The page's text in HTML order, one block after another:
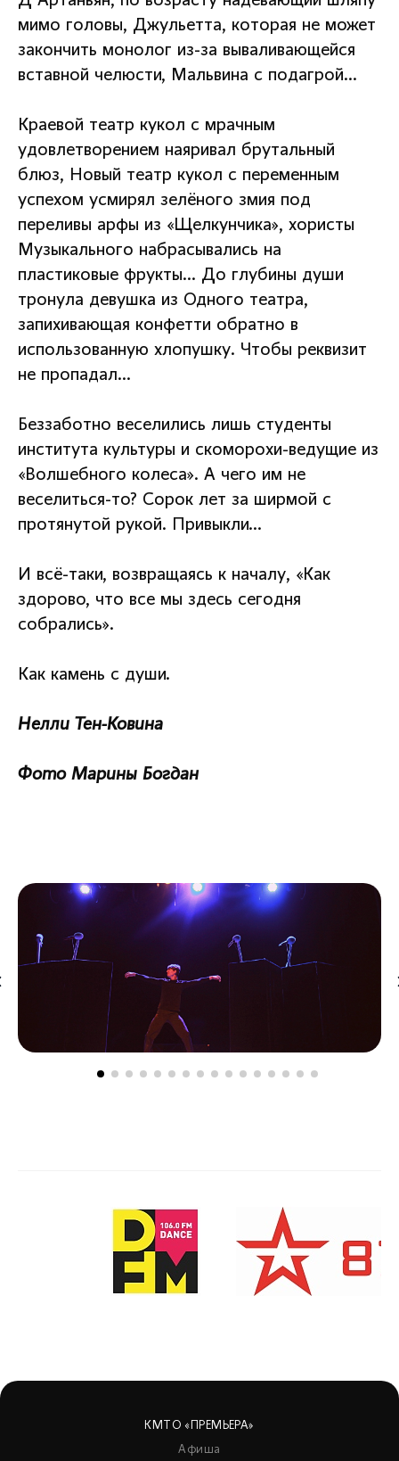
мимо головы, Джульетта, которая не может
закончить монолог из-за вываливающейся
вставной челюсти, Мальвина с подагрой…
Краевой театр кукол с мрачным
удовлетворением наяривал брутальный
блюз, Новый театр кукол с переменным
успехом усмирял зелёного змия под
переливы арфы из «Щелкунчика», хористы
Музыкального набрасывались на
пластиковые фрукты… До глубины души
тронула девушка из Одного театра,
запихивающая конфетти обратно в
использованную хлопушку. Чтобы реквизит
не пропадал…
Беззаботно веселились лишь студенты
института культуры и скоморохи-ведущие из
«Волшебного колеса». А чего им не
веселиться-то? Сорок лет за ширмой с
протянутой рукой. Привыкли…
И всё-таки, возвращаясь к началу, «Как
здорово, что все мы здесь сегодня
собрались».
Как камень с души.
Нелли Тен-Ковина
Фото Марины Богдан
КМТО «ПРЕМЬЕРА»
Афиша